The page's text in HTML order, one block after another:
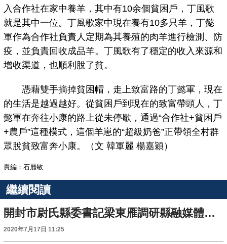
入合作社在家中養羊，其中有10余個貧困戶，丁風歌
就是其中一位。丁風歌家中現在養有10多只羊，丁懿
軍作為合作社負責人定期為其養殖的肉羊進行檢測、防
疫，並負責回收成品羊。丁風歌有了穩定的收入來源和
增收渠道，也順利脫了貧。
憑藉雙手摘掉貧困帽，走上致富路的丁懿軍，現在
的生活是越過越好。從貧困戶到現在的致富帶頭人，丁
懿軍在奔往小康的路上從未停歇，通過“合作社+貧困戶
+農戶”這種模式，這個羊崽的“超級奶爸”正帶領全村群
眾脫貧致富奔小康。（文 韓軍麗 楊嘉穎）
責編：石麗敏
繼續閱讀
開封市尉氏縣委書記梁東雁調研縣融媒體中心建設工作
2020年7月17日 11:25